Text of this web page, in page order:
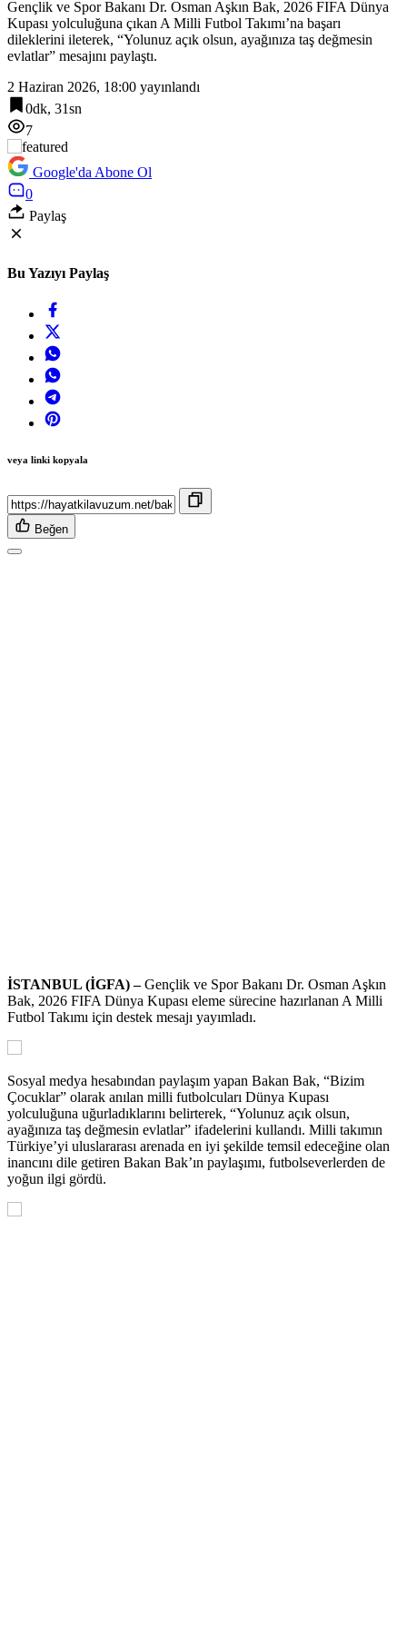
17:48
Sakarya’da 3 mahalleye daha sportif yatırım
Gençlik ve Spor Bakanı Dr. Osman Aşkın Bak, 2026 FIFA Dünya
Kupası yolculuğuna çıkan A Milli Futbol Takımı’na başarı
dileklerini ileterek, “Yolunuz açık olsun, ayağınıza taş değmesin
evlatlar” mesajını paylaştı.
2 Haziran 2026, 18:00 yayınlandı
0dk, 31sn
7
Google'da Abone Ol
0
Paylaş
Bu Yazıyı Paylaş
veya linki kopyala
Beğen
İSTANBUL (İGFA) –Gençlik ve Spor Bakanı Dr. Osman Aşkın
Bak, 2026 FIFA Dünya Kupası eleme sürecine hazırlanan A Milli
Futbol Takımı için destek mesajı yayımladı.
Sosyal medya hesabından paylaşım yapan Bakan Bak, “Bizim
Çocuklar” olarak anılan milli futbolcuları Dünya Kupası
yolculuğuna uğurladıklarını belirterek, “Yolunuz açık olsun,
ayağınıza taş değmesin evlatlar” ifadelerini kullandı. Milli takımın
Türkiye’yi uluslararası arenada en iyi şekilde temsil edeceğine olan
inancını dile getiren Bakan Bak’ın paylaşımı, futbolseverlerden de
yoğun ilgi gördü.